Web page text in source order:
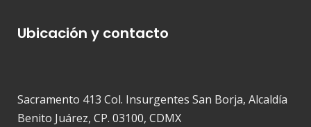
Ubicación y contacto
Sacramento 413 Col. Insurgentes San Borja, Alcaldía
Benito Juárez, CP. 03100, CDMX